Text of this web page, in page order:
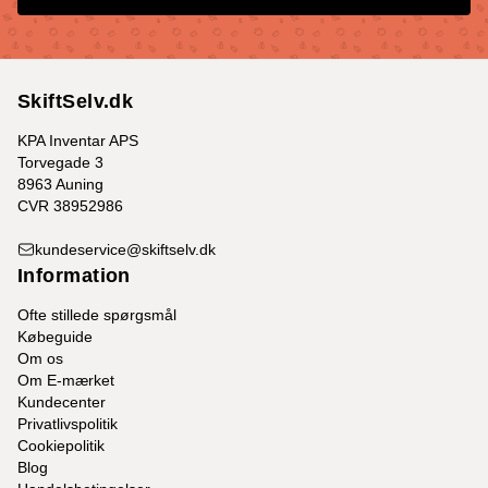
SkiftSelv.dk
KPA Inventar APS
Torvegade 3
8963 Auning
CVR 38952986
kundeservice@skiftselv.dk
Information
Ofte stillede spørgsmål
Købeguide
Om os
Om E-mærket
Kundecenter
Privatlivspolitik
Cookiepolitik
Blog